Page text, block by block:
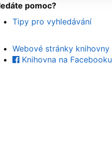
pomoc?
Tipy pro vyhledávání
Webové stránky knihovny
Knihovna na Facebooku